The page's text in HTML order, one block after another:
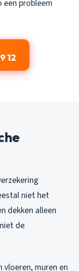
een probleem
12
niet het
dekken alleen
de
muren en